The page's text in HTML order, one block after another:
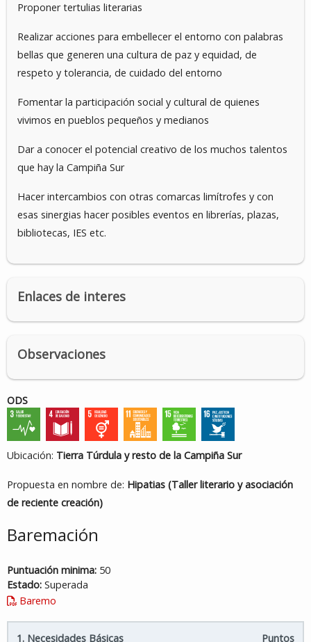
Proponer tertulias literarias
Realizar acciones para embellecer el entorno con palabras
bellas que generen una cultura de paz y equidad, de
respeto y tolerancia, de cuidado del entorno
Fomentar la participación social y cultural de quienes
vivimos en pueblos pequeños y medianos
Dar a conocer el potencial creativo de los muchos talentos
que hay la Campiña Sur
Hacer intercambios con otras comarcas limítrofes y con
esas sinergias hacer posibles eventos en librerías, plazas,
bibliotecas, IES etc.
Enlaces de interes
Observaciones
ODS
Ubicación: Tierra Túrdula y resto de la Campiña Sur
Propuesta en nombre de: Hipatias (Taller literario y asociación
de reciente creación)
Baremación
Puntuación minima: 50
Estado: Superada
Baremo
1. Necesidades Básicas Puntos